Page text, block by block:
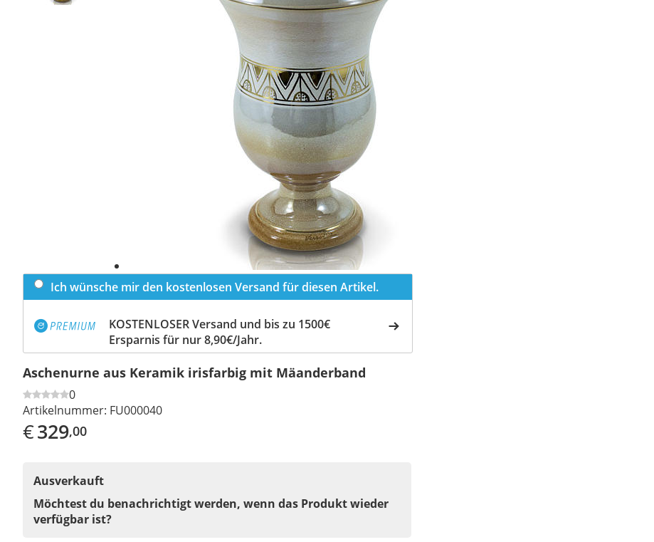
Ich wünsche mir den kostenlosen Versand für diesen Artikel.
KOSTENLOSER Versand und bis zu 1500€
Ersparnis für nur 8,90€/Jahr.
Aschenurne aus Keramik irisfarbig mit Mäanderband
0
Artikelnummer: FU000040
€329,00
Ausverkauft
Möchtest du benachrichtigt werden, wenn das Produkt wieder
verfügbar ist?